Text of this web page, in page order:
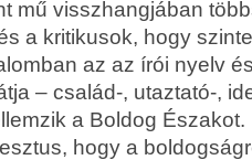
mű visszhangjában
a kritikusok, hogy
az az írói nyelv
– család-, utaztató-,
a Boldog
hogy a